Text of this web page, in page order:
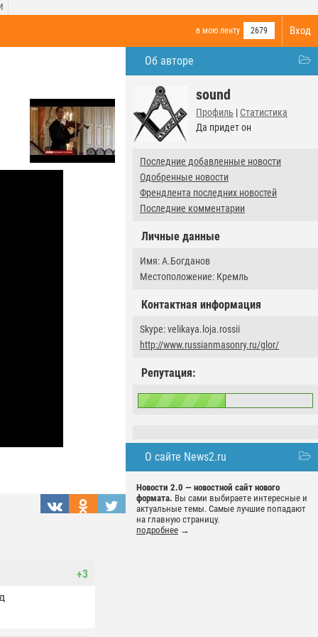
Вход
в мою ленту 2679
Об авторе
sound
Профиль | Статистика
Да придет он
Последние добавленные новости
Одобренные новости
Френдлента последних новостей
Последние комментарии
Личные данные
Имя: А.Богданов
Местоположение: Кремль
Контактная информация
Skype: velikaya.loja.rossii
http://www.russianmasonry.ru/glor/
Репутация:
О сайте News2.ru
Новости 2.0 — новостной сайт нового
формата. Вы сами выбираете интересные и
актуальные темы. Самые лучшие попадают
на главную страницу.
подробнее →
+3